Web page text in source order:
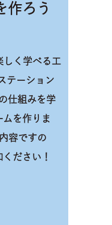
作ろう
しく学べる工
テーション
仕組みを学
ムを作りま
容ですの
ださい！